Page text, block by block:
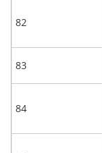
82
83
84